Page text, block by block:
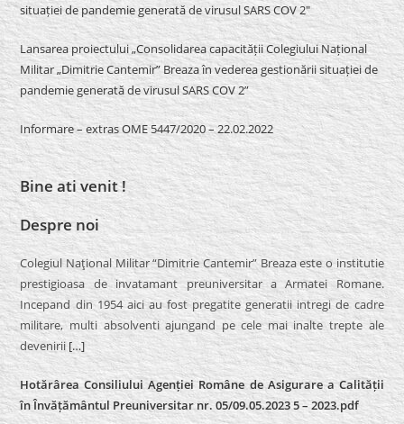
situației de pandemie generată de virusul SARS COV 2″
Lansarea proiectului „Consolidarea capacității Colegiului Național
Militar „Dimitrie Cantemir” Breaza în vederea gestionării situației de
pandemie generată de virusul SARS COV 2”
Informare – extras OME 5447/2020 – 22.02.2022
Bine ati venit !
Despre noi
Colegiul Naţional Militar “Dimitrie Cantemir” Breaza este o institutie
prestigioasa de invatamant preuniversitar a Armatei Romane.
Incepand din 1954 aici au fost pregatite generatii intregi de cadre
militare, multi absolventi ajungand pe cele mai inalte trepte ale
devenirii […]
Hotărârea Consiliului Agenției Române de Asigurare a Calității
în Învățământul Preuniversitar nr. 05/09.05.2023 5 – 2023.pdf